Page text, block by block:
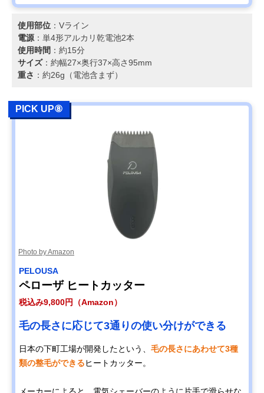
使用部位 ：Vライン
電源 ：単4形アルカリ乾電池2本
使用時間 ：約15分
サイズ：約幅27×奥行37×高さ95mm
重さ ：約26g（電池含まず）
PICK UP⑧
Photo by Amazon
PELOUSA
ペローザ ヒートカッター
税込み9,800円（Amazon）
毛の長さに応じて3通りの使い分けができる
日本の下町工場が開発したという、 毛の長さにあわせて3種
類の整毛ができるヒートカッター。